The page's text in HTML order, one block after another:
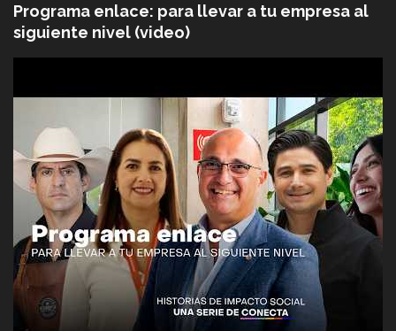
Programa enlace: para llevar a tu empresa al
siguiente nivel (video)